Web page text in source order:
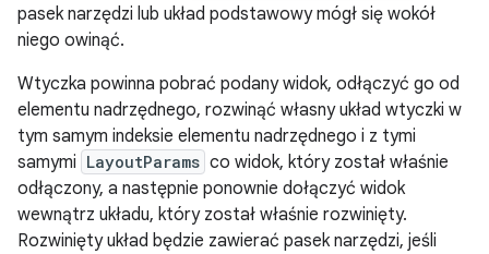
pasek narzędzi lub układ podstawowy mógł się wokół
niego owinąć.
Wtyczka powinna pobrać podany widok, odłączyć go od
elementu nadrzędnego, rozwinąć własny układ wtyczki w
tym samym indeksie elementu nadrzędnego i z tymi
samymi LayoutParams co widok, który został właśnie
odłączony, a następnie ponownie dołączyć widok
wewnątrz układu, który został właśnie rozwinięty.
Rozwinięty układ będzie zawierać pasek narzędzi, jeśli